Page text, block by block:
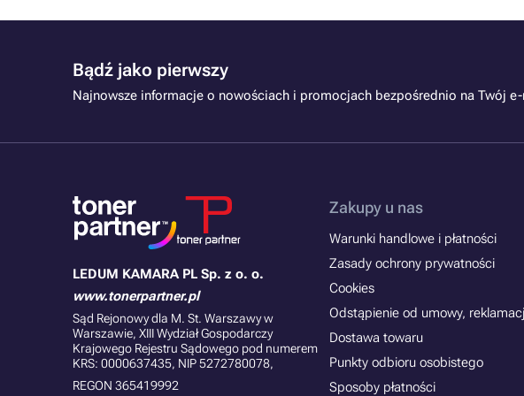
Bądź jako pierwszy
Najnowsze informacje o nowościach i promocjach bezpośrednio na Twój
LEDUM KAMARA PL Sp. z o. o.
www.tonerpartner.pl
Sąd Rejonowy dla M. St. Warszawy w
Warszawie, XIII Wydział Gospodarczy
Krajowego Rejestru Sądowego pod numerem
KRS: 0000637435, NIP 5272780078,
REGON 365419992
Zakupy u nas
Warunki handlowe i płatności
Zasady ochrony prywatności
Cookies
Odstąpienie od umowy,
Dostawa towaru
Punkty odbioru osobistego
Sposoby płatności